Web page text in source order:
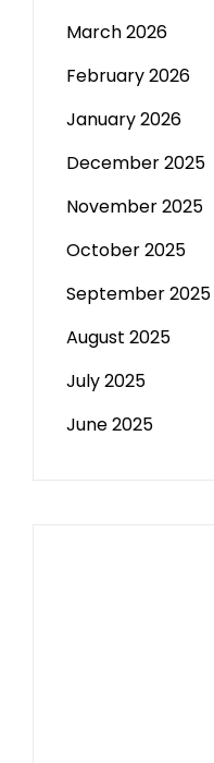
March 2026
February 2026
January 2026
December 2025
November 2025
October 2025
September 2025
August 2025
July 2025
June 2025